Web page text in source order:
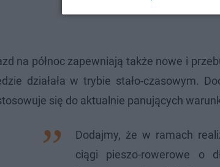
na północ zapewniają także nowe i
działała w trybie stało-czasowym.
się do aktualnie panujących
Dodajmy, że w ramach
ciągi pieszo-rowerowe o